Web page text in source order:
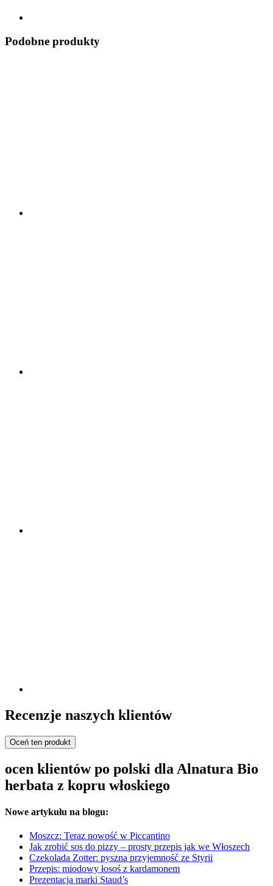
Podobne produkty
Recenzje naszych klientów
Oceń ten produkt
ocen klientów po polski dla Alnatura Bio
herbata z kopru włoskiego
Nowe artykułu na blogu:
Moszcz: Teraz nowość w Piccantino
Jak zrobić sos do pizzy – prosty przepis jak we Włoszech
Czekolada Zotter: pyszna przyjemność ze Styrii
Przepis: miodowy łosoś z kardamonem
Prezentacja marki Staud’s